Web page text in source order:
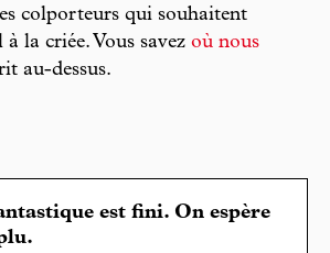
colporteurs qui souhaitent
la criée. Vous savez où nous
au-dessus.
est fini. On espère